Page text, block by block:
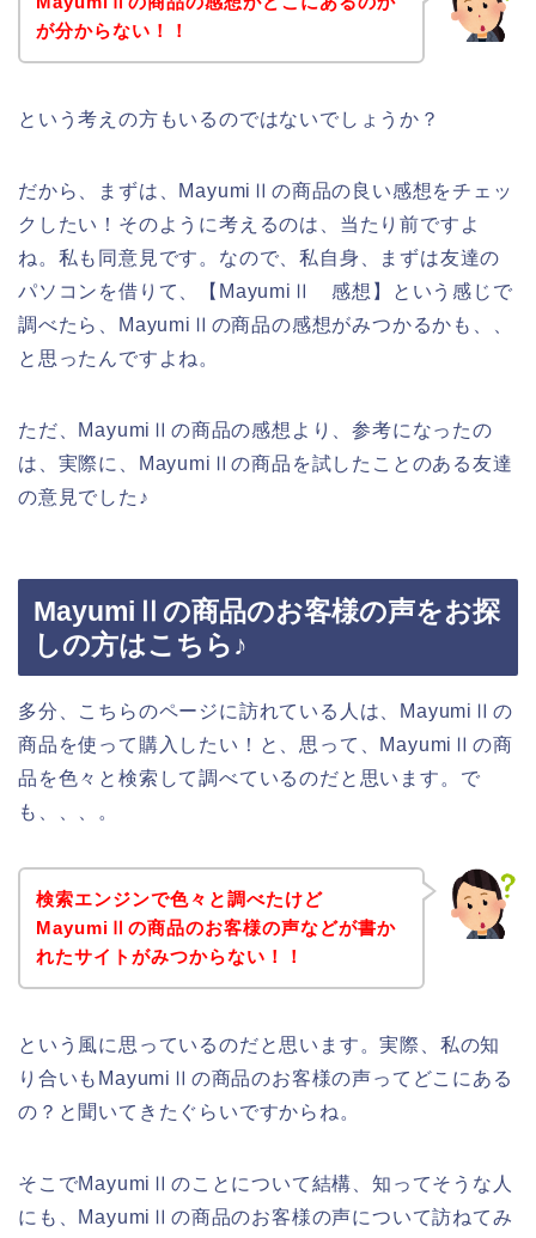
が分からない！！
という考えの方もいるのではないでしょうか？
だから、まずは、MayumiⅡの商品の良い感想をチェッ
クしたい！そのように考えるのは、当たり前ですよ
ね。私も同意見です。なので、私自身、まずは友達の
パソコンを借りて、【MayumiⅡ 感想】という感じで
調べたら、MayumiⅡの商品の感想がみつかるかも、、
と思ったんですよね。
ただ、MayumiⅡの商品の感想より、参考になったの
は、実際に、MayumiⅡの商品を試したことのある友達
の意見でした♪
MayumiⅡの商品のお客様の声をお探
しの方はこちら♪
多分、こちらのページに訪れている人は、MayumiⅡの
商品を使って購入したい！と、思って、MayumiⅡの商
品を色々と検索して調べているのだと思います。で
も、、、。
検索エンジンで色々と調べたけど
MayumiⅡの商品のお客様の声などが書か
れたサイトがみつからない！！
という風に思っているのだと思います。実際、私の知
り合いもMayumiⅡの商品のお客様の声ってどこにある
の？と聞いてきたぐらいですからね。
そこでMayumiⅡのことについて結構、知ってそうな人
にも、MayumiⅡの商品のお客様の声について訪ねてみ